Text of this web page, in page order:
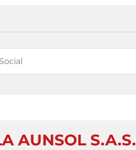
AUNSOL S.A.S.